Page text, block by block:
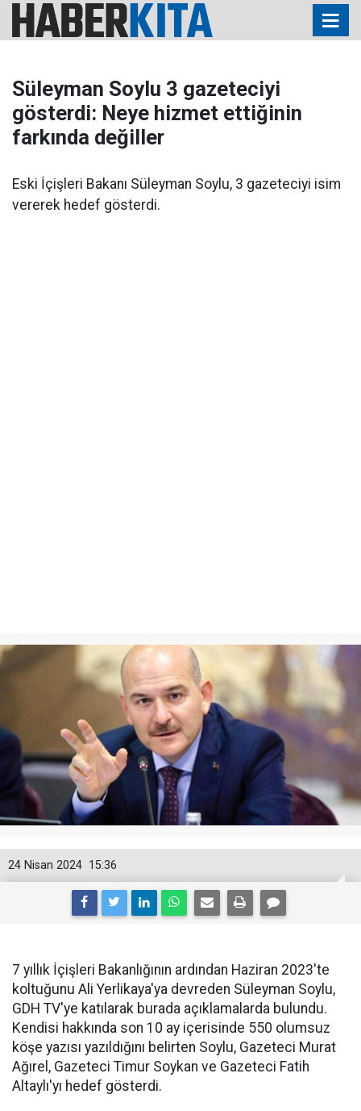
Süleyman Soylu 3 gazeteciyi
gösterdi: Neye hizmet ettiğinin
farkında değiller
Eski İçişleri Bakanı Süleyman Soylu, 3 gazeteciyi isim
vererek hedef gösterdi.
15:36
24 Nisan 2024
7 yıllık İçişleri Bakanlığının ardından Haziran 2023'te
koltuğunu Ali Yerlikaya'ya devreden Süleyman Soylu,
GDH TV'ye katılarak burada açıklamalarda bulundu.
Kendisi hakkında son 10 ay içerisinde 550 olumsuz
köşe yazısı yazıldığını belirten Soylu, Gazeteci Murat
Ağırel, Gazeteci Timur Soykan ve Gazeteci Fatih
Altaylı'yı hedef gösterdi.